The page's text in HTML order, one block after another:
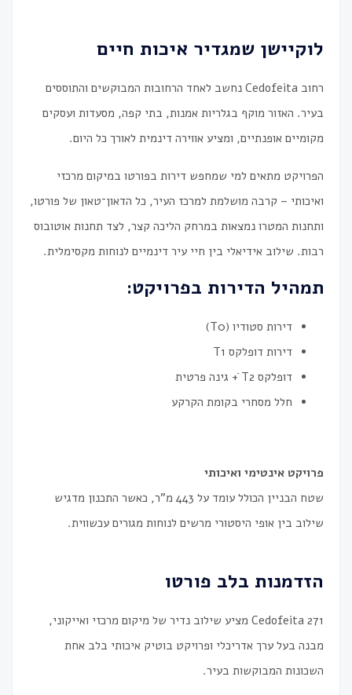
לוקיישן שמגדיר איכות חיים
רחוב Cedofeita נחשב לאחד הרחובות המבוקשים והתוססים
בעיר. האזור מוקף בגלריות אמנות, בתי קפה, מסעדות ועסקים
מקומיים אופנתיים, ומציע אווירה דינמית לאורך כל היום.
הפרויקט מתאים למי שמחפש דירות בפורטו במיקום מרכזי
ואיכותי – קרבה מושלמת למרכז העיר, כל הדאון־טאון של פורטו,
ותחנות המטרו נמצאות במרחק הליכה קצר, לצד תחנות אוטובוס
רבות. שילוב אידיאלי בין חיי עיר דינמיים לנוחות מקסימלית.
תמהיל הדירות בפרויקט:
דירות סטודיו (T0)
דירות דופלקס T1
דופלקס T2 ֿ+ גינה פרטית
חלל מסחרי בקומת הקרקע
פרויקט אינטימי ואיכותי
שטח הבניין הכולל עומד על 443 מ"ר, כאשר התכנון מדגיש
שילוב בין אופי היסטורי מרשים לנוחות מגורים עכשווית.
הזדמנות בלב פורטו
Cedofeita 271 מציע שילוב נדיר של מיקום מרכזי ואייקוני,
מבנה בעל ערך אדריכלי ופרויקט בוטיק איכותי בלב אחת
השכונות המבוקשות בעיר.